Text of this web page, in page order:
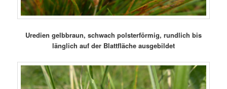
Uredien gelbbraun, schwach polsterförmig, rundlich bis
länglich auf der Blattfläche ausgebildet